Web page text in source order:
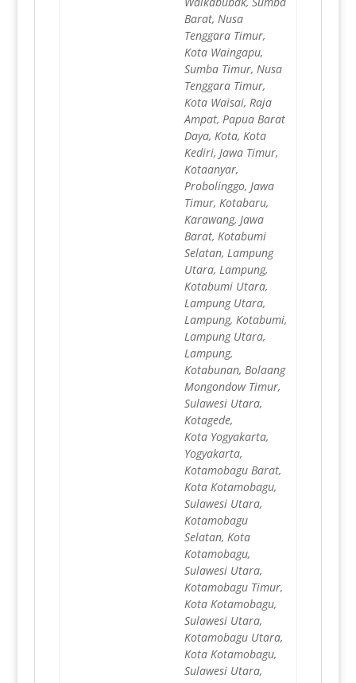
Barat, Nusa
Tenggara Timur,
Kota Waingapu,
Sumba Timur, Nusa
Tenggara Timur,
Kota Waisai, Raja
Ampat, Papua Barat
Daya, Kota, Kota
Kediri, Jawa Timur,
Kotaanyar,
Probolinggo, Jawa
Timur, Kotabaru,
Karawang, Jawa
Barat, Kotabumi
Selatan, Lampung
Utara, Lampung,
Kotabumi Utara,
Lampung Utara,
Lampung, Kotabumi,
Lampung Utara,
Lampung,
Kotabunan, Bolaang
Mongondow Timur,
Sulawesi Utara,
Kotagede,
Kota Yogyakarta,
Yogyakarta,
Kotamobagu Barat,
Kota Kotamobagu,
Sulawesi Utara,
Kotamobagu
Selatan, Kota
Kotamobagu,
Sulawesi Utara,
Kotamobagu Timur,
Kota Kotamobagu,
Sulawesi Utara,
Kotamobagu Utara,
Kota Kotamobagu,
Sulawesi Utara,